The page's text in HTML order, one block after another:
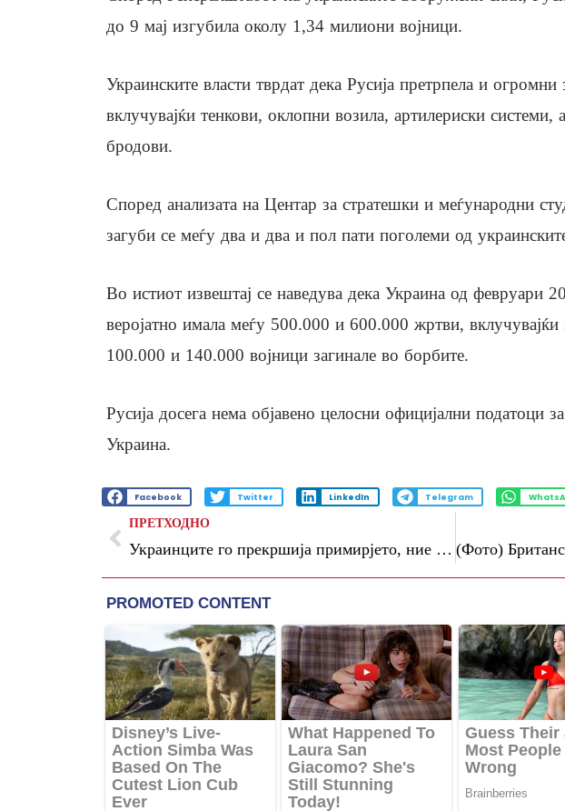
до 9 мај изгубила околу 1,34 милиони војници.
Украинските власти тврдат дека Русија претрпела и
вклучувајќи тенкови, оклопни возила, артилериски
бродови.
Според анализата на Центар за стратешки и меѓународни
загуби се меѓу два и два и пол пати поголеми од
Во истиот извештај се наведува дека Украина од февруари
веројатно имала меѓу 500.000 и 600.000 жртви,
100.000 и 140.000 војници загинале во борбите.
Русија досега нема објавено целосни официјални податоци
Украина.
Facebook Twitter LinkedIn Telegram
ПРЕТХОДНО
Украинците го прекршија примирјето, ние возвративме со иста мера, вели Русија